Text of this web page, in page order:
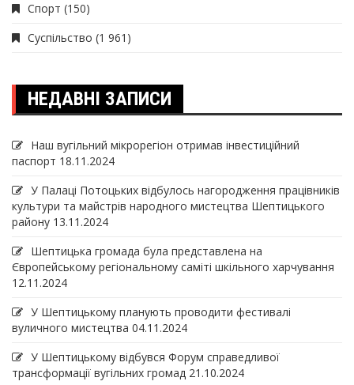
Спорт (150)
Суспільство (1 961)
НЕДАВНІ ЗАПИСИ
Наш вугільний мікрорегіон отримав інвеcтиційний
паспорт 18.11.2024
У Палаці Потоцьких відбулось нагородження працівників
культури та майстрів народного мистецтва Шептицького
району 13.11.2024
Шептицька громада була представлена на
Європейському регіональному саміті шкільного харчування
12.11.2024
У Шептицькому планують проводити фестивалі
вуличного мистецтва 04.11.2024
У Шептицькому відбувся Форум справедливої
трансформації вугільних громад 21.10.2024